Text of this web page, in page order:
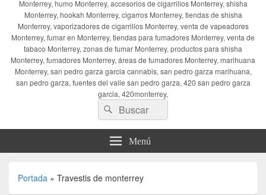
Monterrey, humo Monterrey, accesorios de cigarrillos Monterrey, shisha
Monterrey, hookah Monterrey, cigarros Monterrey, tiendas de shisha
Monterrey, vaporizadores de cigarrillos Monterrey, venta de vapeadores
Monterrey, fumar en Monterrey, tiendas para fumadores Monterrey, venta de
tabaco Monterrey, zonas de fumar Monterrey, productos para shisha
Monterrey, fumadores Monterrey, áreas de fumadores Monterrey, marihuana
Monterrey, san pedro garza garcia cannabis, san pedro garza marihuana,
san pedro garza, fuentes del valle san pedro garza, 420 san pedro garza
garcia, 420monterrey,
Buscar
por:
Buscar
Menú
Portada » Travestis de monterrey